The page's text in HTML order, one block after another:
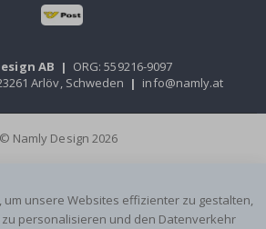
AB | ORG: 559216-9097
Arlöv, Schweden | info@namly.at
© Namly Design 2026
um unsere Websites effizienter zu gestalten,
personalisieren und den Datenverkehr